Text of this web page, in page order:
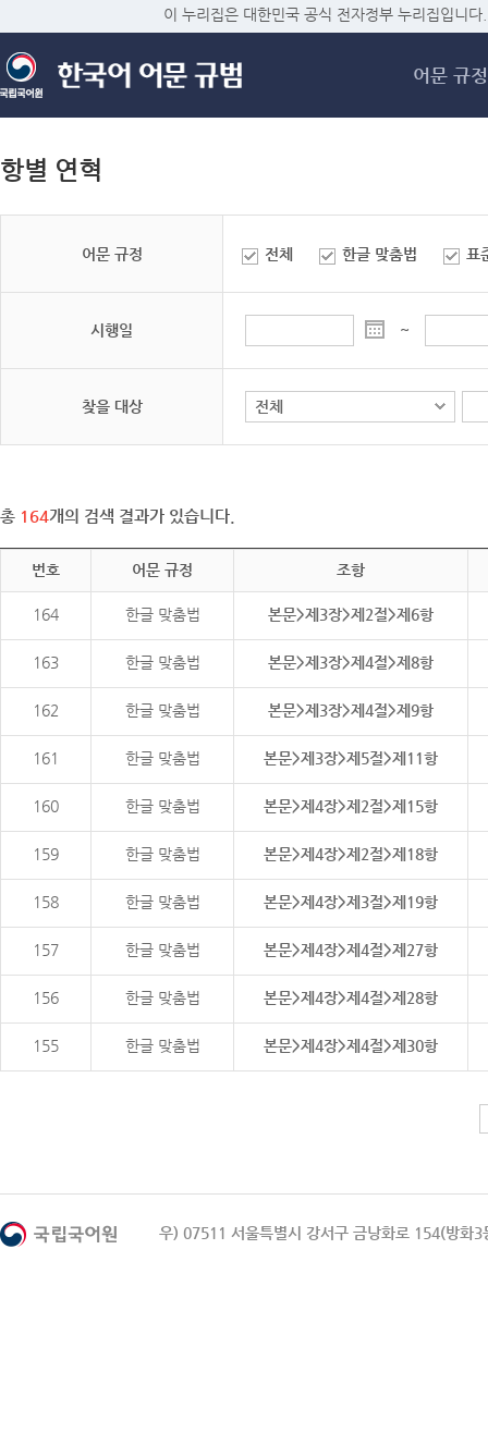
메
이 누리집은 대한민국 공식 전자정부 누리집입니다.
어문 규정
항별 연혁
어문 규정 전체 한글 맞춤법 표
시행일 ~
찾을 대상
총 164개의 검색 결과가 있습니다.
번호 어문 규정 조항
164 한글 맞춤법 본문>제3장>제2절>제6항
163 한글 맞춤법 본문>제3장>제4절>제8항
162 한글 맞춤법 본문>제3장>제4절>제9항
161 한글 맞춤법 본문>제3장>제5절>제11항
160 한글 맞춤법 본문>제4장>제2절>제15항
159 한글 맞춤법 본문>제4장>제2절>제18항
158 한글 맞춤법 본문>제4장>제3절>제19항
157 한글 맞춤법 본문>제4장>제4절>제27항
156 한글 맞춤법 본문>제4장>제4절>제28항
155 한글 맞춤법 본문>제4장>제4절>제30항
우) 07511 서울특별시 강서구 금낭화로 154(방화3